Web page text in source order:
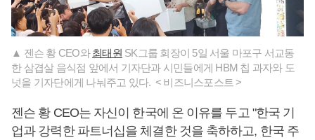
▲ 젠슨 황 CEO와최태원 SK그룹 회장이 5일 서울 마포구 서교동
한 삼겹살 음식점 앞에서 기자단과 시민들에게 HBM 칩 과자와 도
넛을 기자단에게 나눠주고 있다. < 비즈니스포스트 >
젠슨 황 CEO는 자신이 한국에 온 이유를 두고 "한국 기
업과 강력한 파트너십을 체결한 것을 축하하고, 한국 주